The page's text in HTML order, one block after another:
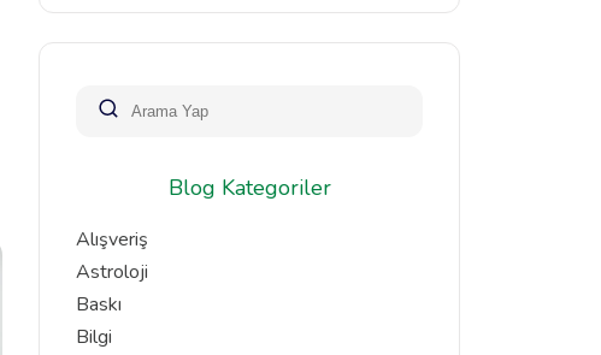
Blog Kategoriler
Alışveriş
Astroloji
Baskı
Bilgi